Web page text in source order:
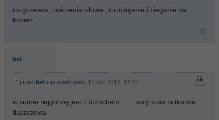
rozgrzewka, cwiczenia siłowe , rozciaganie i bieganie na
koniec
bst
przez bst » poniedziałek, 12 wrz 2016, 16:48
w sumie najgorzej jest z brzuchem ....... caly czas ta tkanka
tluszczowa